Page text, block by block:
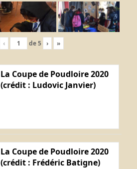
‹ de5 › »
La Coupe de Poudloire 2020
(crédit : Ludovic Janvier)
La Coupe de Poudloire 2020
(crédit : Frédéric Batigne)